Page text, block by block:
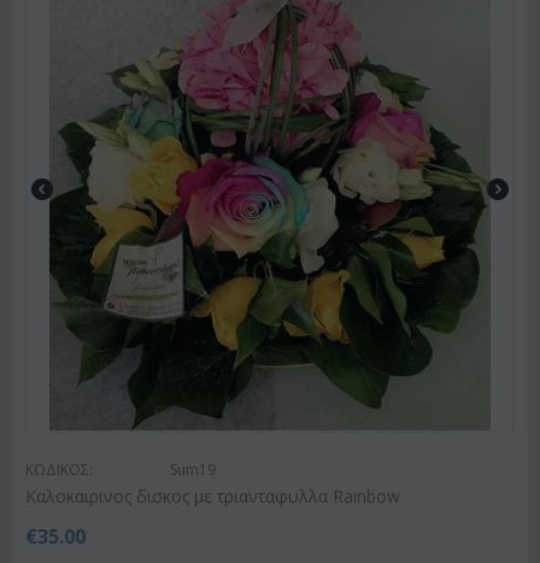
ΚΩΔΙΚΟΣ: Sum19
Kαλοκαιρινος δισκος με τριανταφυλλα Rainbow
€35.00